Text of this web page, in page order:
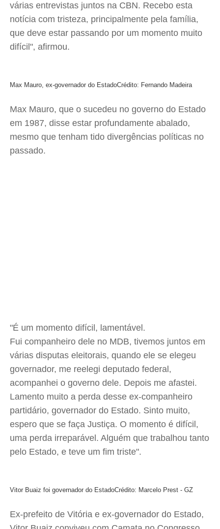
várias entrevistas juntos na CBN. Recebo esta
notícia com tristeza, principalmente pela família,
que deve estar passando por um momento muito
difícil", afirmou.
Max Mauro, ex-governador do EstadoCrédito: Fernando Madeira
Max Mauro, que o sucedeu no governo do Estado
em 1987, disse estar profundamente abalado,
mesmo que tenham tido divergências políticas no
passado.
"É um momento difícil, lamentável.
Fui companheiro dele no MDB, tivemos juntos em
várias disputas eleitorais, quando ele se elegeu
governador, me reelegi deputado federal,
acompanhei o governo dele. Depois me afastei.
Lamento muito a perda desse ex-companheiro
partidário, governador do Estado. Sinto muito,
espero que se faça Justiça. O momento é difícil,
uma perda irreparável. Alguém que trabalhou tanto
pelo Estado, e teve um fim triste".
Vitor Buaiz foi governador do EstadoCrédito: Marcelo Prest - GZ
Ex-prefeito de Vitória e ex-governador do Estado,